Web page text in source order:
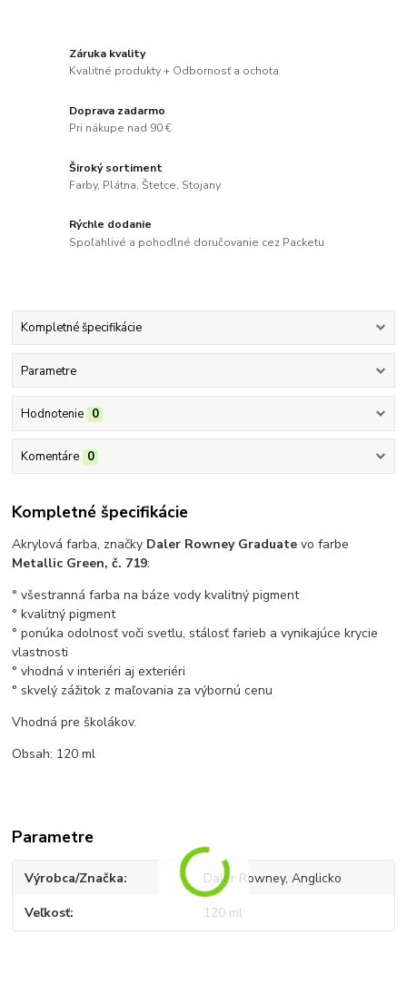
Záruka kvality
Kvalitné produkty + Odbornosť a ochota
Doprava zadarmo
Pri nákupe nad 90 €
Široký sortiment
Farby, Plátna, Štetce, Stojany
Rýchle dodanie
Spoľahlivé a pohodlné doručovanie cez Packetu
Kompletné špecifikácie
Parametre
Hodnotenie 0
Komentáre 0
Kompletné špecifikácie
Akrylová farba, značky Daler Rowney Graduate vo farbe
Metallic Green, č. 719:
° všestranná farba na báze vody kvalitný pigment
° kvalitný pigment
° ponúka odolnosť voči svetlu, stálosť farieb a vynikajúce krycie
vlastnosti
° vhodná v interiéri aj exteriéri
° skvelý zážitok z maľovania za výbornú cenu
Vhodná pre školákov.
Obsah: 120 ml
Parametre
Výrobca/Značka Daler Rowney, Anglicko
Veľkosť 120 ml